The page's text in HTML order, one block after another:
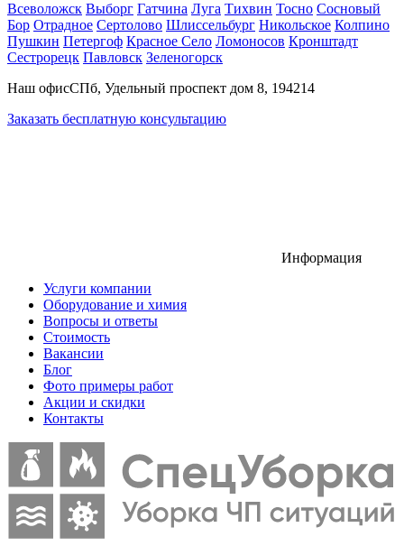
Всеволожск Выборг Гатчина Луга Тихвин Тосно Сосновый
Бор Отрадное Сертолово Шлиссельбург Никольское Колпино
Пушкин Петергоф Красное Село Ломоносов Кронштадт
Сестрорецк Павловск Зеленогорск
Наш офисСПб, Удельный проспект дом 8, 194214
Заказать бесплатную консультацию
Информация
Услуги компании
Оборудование и химия
Вопросы и ответы
Стоимость
Вакансии
Блог
Фото примеры работ
Акции и скидки
Контакты